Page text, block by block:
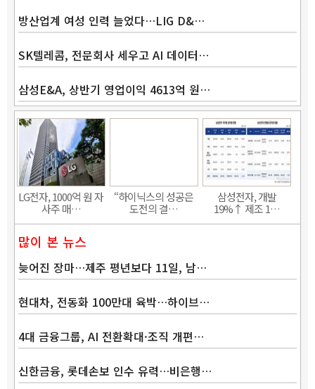
방산업계 여성 인력 늘었다…LIG D&…
SK텔레콤, 전문회사 세우고 AI 데이터…
삼성E&A, 상반기 영업이익 4613억 원…
LG전자, 1000억 원 자
사주 매…
“하이닉스의 성공은
도전의 결…
삼성전자, 개발
19%↑ 제조 1…
많이 본 뉴스
늦어진 장마…제주 평년보다 11일, 남…
현대차, 전동화 100만대 육박…하이브…
4대 금융그룹, AI 전환확대·조직 개편…
신한금융, 롯데손보 인수 유력…비은행…